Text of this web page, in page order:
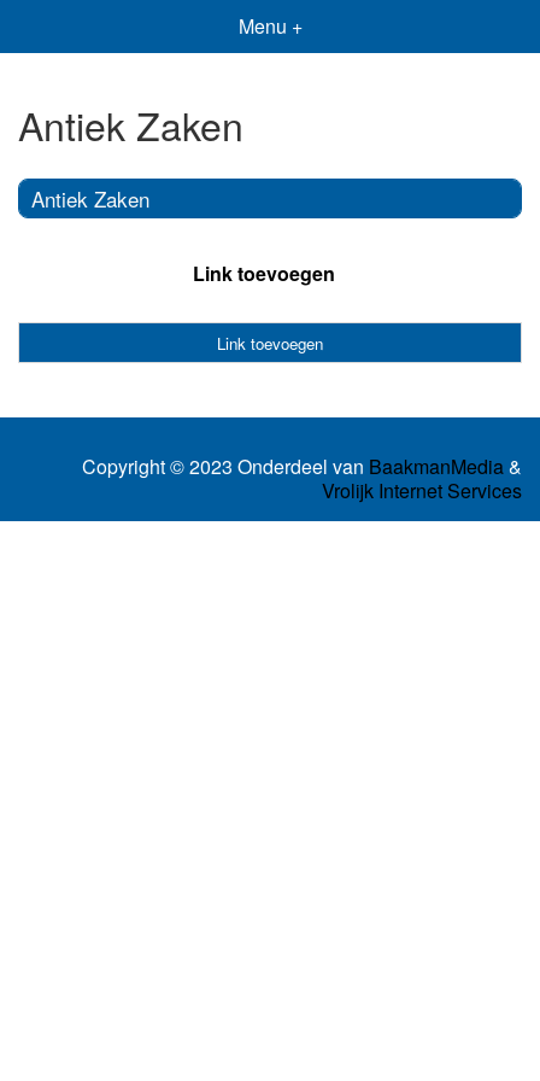
Menu +
Antiek Zaken
Antiek Zaken
Link toevoegen
Link toevoegen
Copyright © 2023 Onderdeel van BaakmanMedia&
Vrolijk Internet Services